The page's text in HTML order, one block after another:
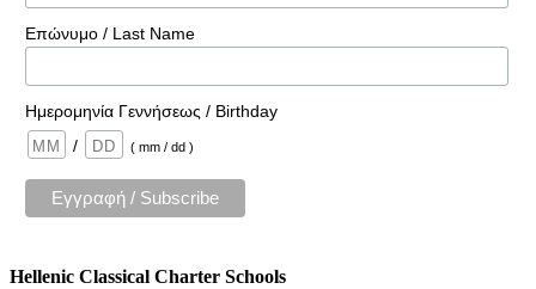
Επώνυμο / Last Name
Ημερομηνία Γεννήσεως / Birthday
/
( mm / dd )
Hellenic Classical Charter Schools